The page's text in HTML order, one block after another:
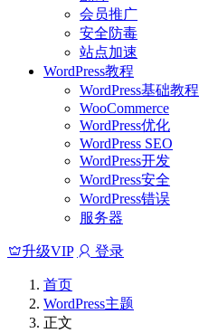
会员推广
安全防毒
站点加速
WordPress教程
WordPress基础教程
WooCommerce
WordPress优化
WordPress SEO
WordPress开发
WordPress安全
WordPress错误
服务器
升级VIP 登录
首页
WordPress主题
正文